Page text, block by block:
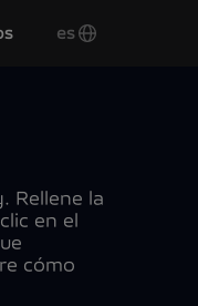
es
Rellene la
en el
cómo